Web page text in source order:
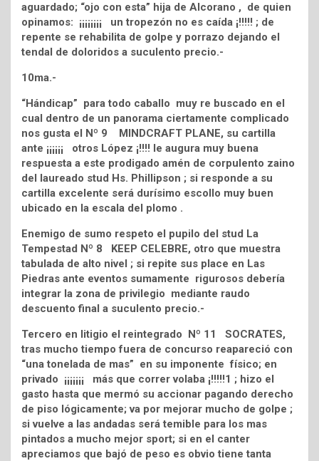
aguardado; “ojo con esta” hija de Alcorano , de quien
opinamos: ¡¡¡¡¡¡¡¡ un tropezón no es caída ¡!!!!! ; de
repente se rehabilita de golpe y porrazo dejando el
tendal de doloridos a suculento precio.-
10ma.-
“Hándicap” para todo caballo muy re buscado en el
cual dentro de un panorama ciertamente complicado
nos gusta el Nº 9 MINDCRAFT PLANE, su cartilla
ante ¡¡¡¡¡¡ otros López ¡!!!! le augura muy buena
respuesta a este prodigado amén de corpulento zaino
del laureado stud Hs. Phillipson ; si responde a su
cartilla excelente será durísimo escollo muy buen
ubicado en la escala del plomo .
Enemigo de sumo respeto el pupilo del stud La
Tempestad Nº 8 KEEP CELEBRE, otro que muestra
tabulada de alto nivel ; si repite sus place en Las
Piedras ante eventos sumamente rigurosos debería
integrar la zona de privilegio mediante raudo
descuento final a suculento precio.-
Tercero en litigio el reintegrado Nº 11 SOCRATES,
tras mucho tiempo fuera de concurso reapareció con
“una tonelada de mas” en su imponente físico; en
privado ¡¡¡¡¡¡¡ más que correr volaba ¡!!!!!1 ; hizo el
gasto hasta que mermó su accionar pagando derecho
de piso lógicamente; va por mejorar mucho de golpe ;
si vuelve a las andadas será temible para los mas
pintados a mucho mejor sport; si en el canter
apreciamos que bajó de peso es obvio tiene tanta